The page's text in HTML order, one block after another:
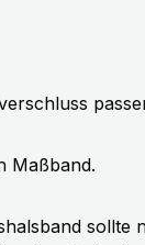
Maßband.